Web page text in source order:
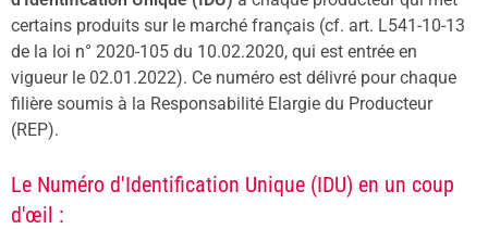
certains produits sur le marché français (cf. art. L541-10-13
de la loi n° 2020-105 du 10.02.2020, qui est entrée en
vigueur le 02.01.2022). Ce numéro est délivré pour chaque
filière soumis à la Responsabilité Elargie du Producteur
(REP).
Le Numéro d'Identification Unique (IDU) en un coup
d'œil :